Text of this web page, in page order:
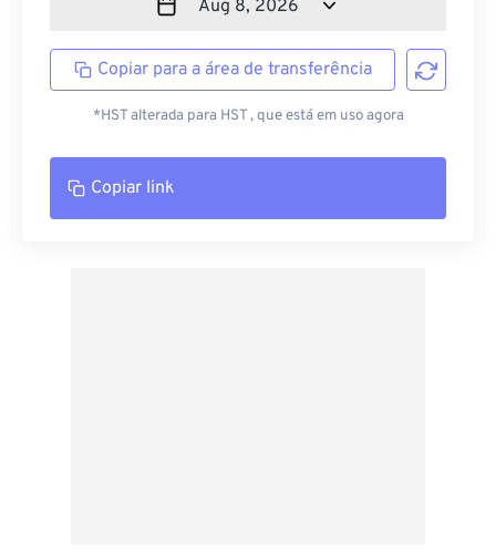
Copiar para a área de transferência
*HST alterada para HST , que está em uso agora
Copiar link